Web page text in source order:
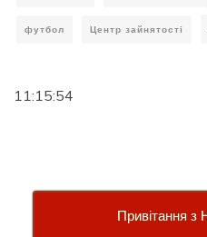
футбол Центр зайнятості
11:15:55
Привітання з